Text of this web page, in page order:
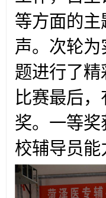
等方面的
声。次轮
题进行了
比赛最后
奖。一等
校辅导员